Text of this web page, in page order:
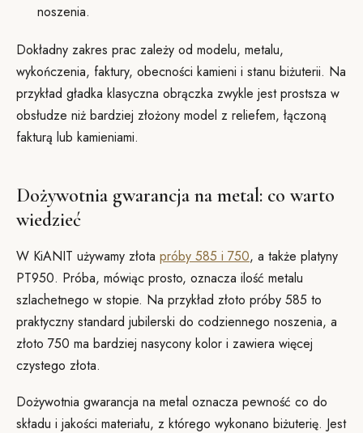
noszenia.
Dokładny zakres prac zależy od modelu, metalu,
wykończenia, faktury, obecności kamieni i stanu biżuterii. Na
przykład gładka klasyczna obrączka zwykle jest prostsza w
obsłudze niż bardziej złożony model z reliefem, łączoną
fakturą lub kamieniami.
Dożywotnia gwarancja na metal: co warto
wiedzieć
W KiANIT używamy złota próby 585 i 750, a także platyny
PT950. Próba, mówiąc prosto, oznacza ilość metalu
szlachetnego w stopie. Na przykład złoto próby 585 to
praktyczny standard jubilerski do codziennego noszenia, a
złoto 750 ma bardziej nasycony kolor i zawiera więcej
czystego złota.
Dożywotnia gwarancja na metal oznacza pewność co do
składu i jakości materiału, z którego wykonano biżuterię. Jest